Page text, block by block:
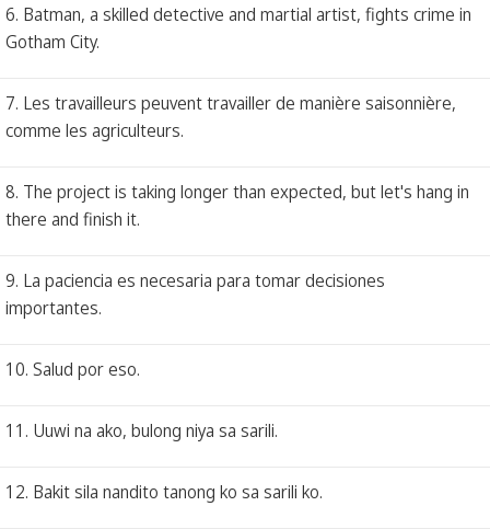
6. Batman, a skilled detective and martial artist, fights crime in
Gotham City.
7. Les travailleurs peuvent travailler de manière saisonnière,
comme les agriculteurs.
8. The project is taking longer than expected, but let's hang in
there and finish it.
9. La paciencia es necesaria para tomar decisiones
importantes.
10. Salud por eso.
11. Uuwi na ako, bulong niya sa sarili.
12. Bakit sila nandito tanong ko sa sarili ko.